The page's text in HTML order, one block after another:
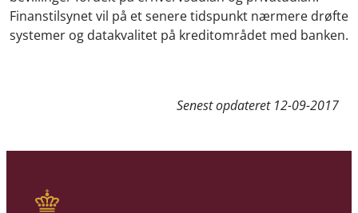
Finanstilsynet vil på et senere tidspunkt nærmere drøfte
systemer og datakvalitet på kreditområdet med banken.
Senest opdateret 12-09-2017